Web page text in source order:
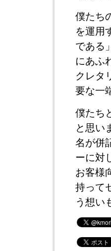
僕たち
を運用
である
にあふ
クレタ
要な一
僕たち
と思い
名が併
ーに対
お客様
持って
う想い